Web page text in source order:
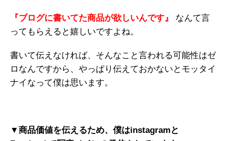
『ブログに書いてた商品が欲しいんです』
なんて言
ってもらえると嬉しいですよね。
書いて伝えなければ、そんなこと言われる可能性はゼ
ロなんですから、やっぱり伝えておかないとモッタイ
ナイなって僕は思います。
▼商品価値を伝えるため、僕はinstagramと